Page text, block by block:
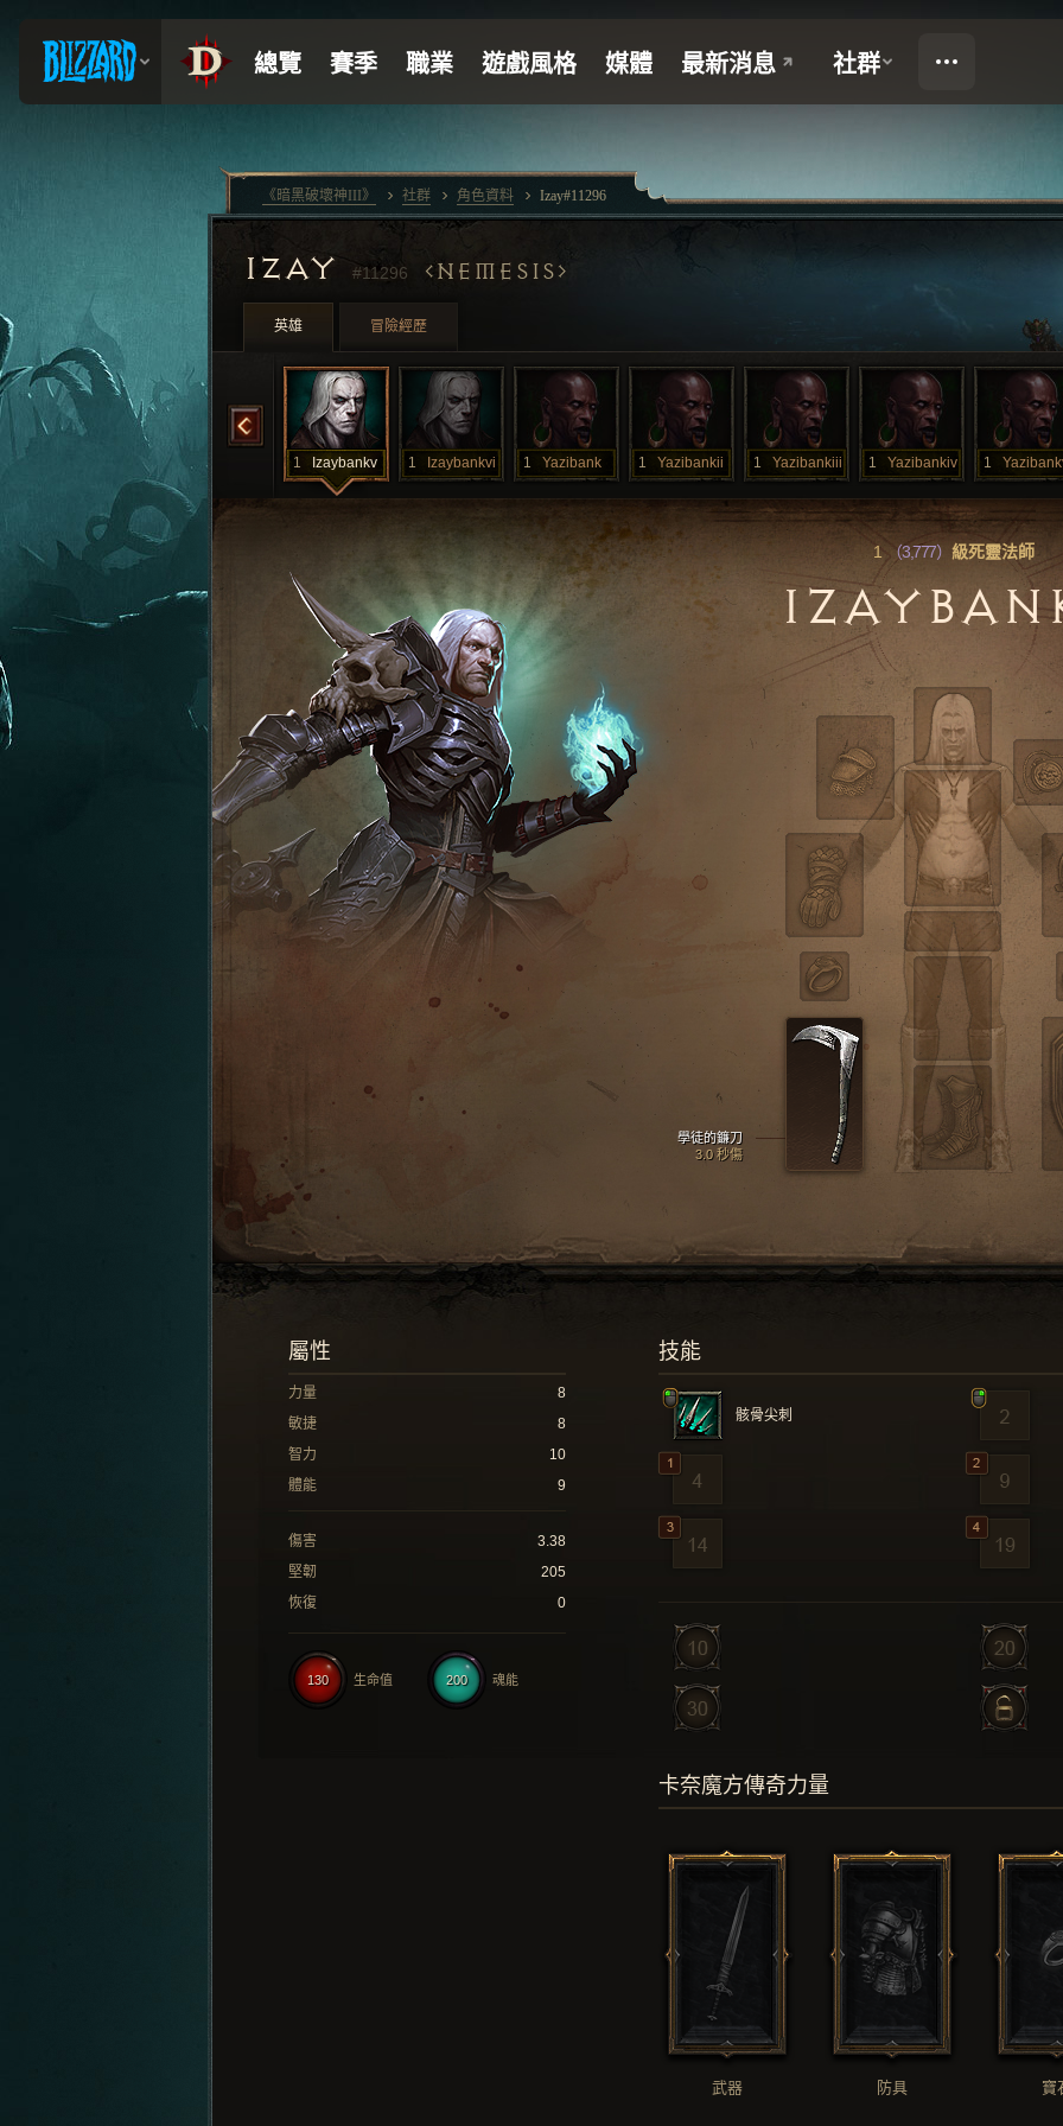
IZAY #11296 NEMESIS
英雄 冒險經歷
Izaybankiii Izaybankiv 1 Izaybankv 1 Izaybankvi 1 Yazibank 1 Yazibankii 1 Yazibankiii 1 Yazibankiv 1
1 （3,777） 級死靈法師
學徒的鐮刀
3.0 秒傷
技能
骸骨尖刺
屬性
力量
8
敏捷
8
智力
10
體能
9
傷害
3.38
堅韌
205
恢復
0
200 魂能
130 生命值
卡奈魔方傳奇力量
武器 防具 寶
《暗黑破壞神III》 社群 角色資料 Izay#11296